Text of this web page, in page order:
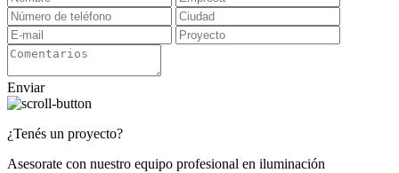
Enviar
¿Tenés un proyecto?
Asesorate con nuestro equipo profesional en iluminación